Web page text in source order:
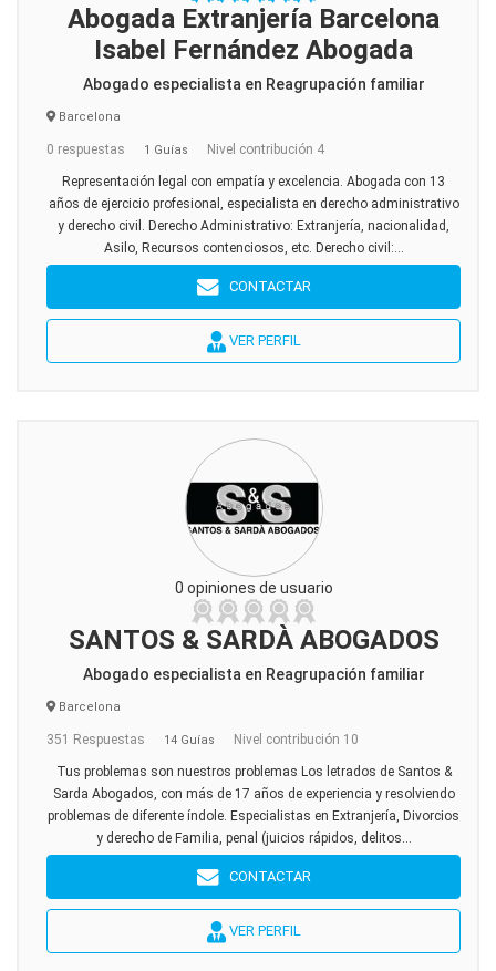
Abogada Extranjería Barcelona
Isabel Fernández Abogada
Abogado especialista en Reagrupación familiar
Barcelona
0 respuestas 1 Guías Nivel contribución 4
Representación legal con empatía y excelencia. Abogada con 13
años de ejercicio profesional, especialista en derecho administrativo
y derecho civil. Derecho Administrativo: Extranjería, nacionalidad,
Asilo, Recursos contenciosos, etc. Derecho civil:...
CONTACTAR
VER PERFIL
0 opiniones de usuario
SANTOS & SARDÀ ABOGADOS
Abogado especialista en Reagrupación familiar
Barcelona
351 Respuestas 14 Guías Nivel contribución 10
Tus problemas son nuestros problemas Los letrados de Santos &
Sarda Abogados, con más de 17 años de experiencia y resolviendo
problemas de diferente índole. Especialistas en Extranjería, Divorcios
y derecho de Familia, penal (juicios rápidos, delitos...
CONTACTAR
VER PERFIL